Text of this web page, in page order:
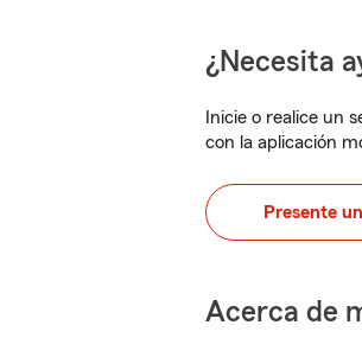
¿Necesita
Inicie o realice un
con la aplicación
Presente
Acerca de